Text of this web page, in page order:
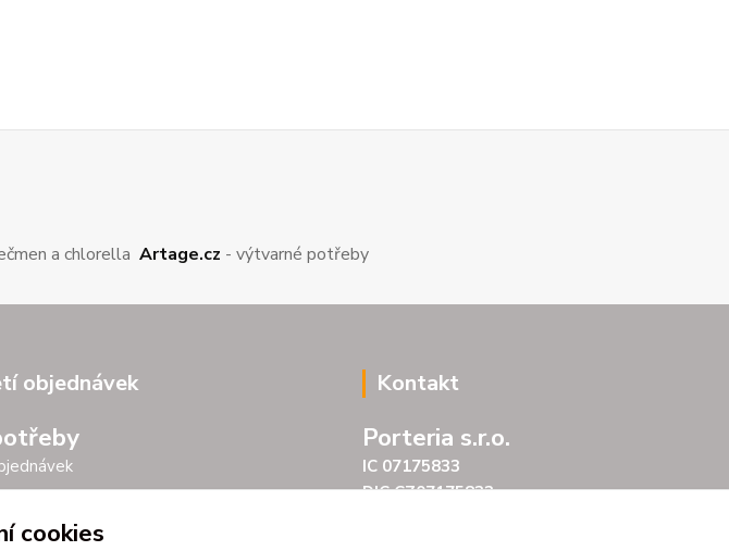
a chlorella Artage.cz - výtvarné potřeby
objednávek Kontakt
Porteria s.r.o.
IC 07175833
DIC CZ07175833
cookies